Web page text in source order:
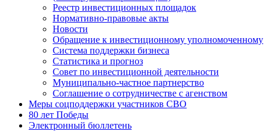
Реестр инвестиционных площадок
Нормативно-правовые акты
Новости
Обращение к инвестиционному уполномоченному
Система поддержки бизнеса
Статистика и прогноз
Совет по инвестиционной деятельности
Муниципально-частное партнерство
Соглашение о сотрудничестве с агенством
Меры соцподдержки участников СВО
80 лет Победы
Электронный бюллетень